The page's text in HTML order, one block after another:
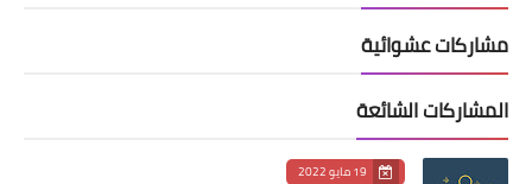
مشاركات عشوائية
المشاركات الشائعة
19 مايو 2022